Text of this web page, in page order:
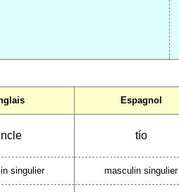
Espagnol
tío
singulier masculin singulier